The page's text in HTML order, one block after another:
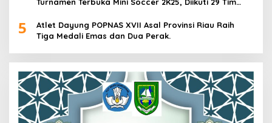
Turnamen Terbuka Mini Soccer 2K25, Diikuti 29 Tim
5
Atlet Dayung POPNAS XVII Asal Provinsi Riau Raih
Tiga Medali Emas dan Dua Perak.